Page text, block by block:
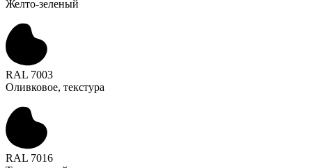
Желто-зеленый
RAL 7003
Оливковое, текстура
RAL 7016